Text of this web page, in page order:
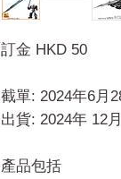
訂金 HKD 50
截單: 2024年6月
出貨: 2024年 12月
產品包括